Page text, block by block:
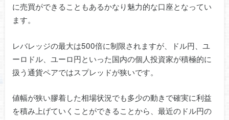
に売買ができることもあるかなり魅力的な口座となってい
ます。
レバレッジの最大は500倍に制限されますが、ドル円、ユ
ーロドル、ユーロ円といった国内の個人投資家が積極的に
扱う通貨ペアではスプレッドが狭いです。
値幅が狭い膠着した相場状況でも多少の動きで確実に利益
を積み上げていくことができることから、最近のドル円の